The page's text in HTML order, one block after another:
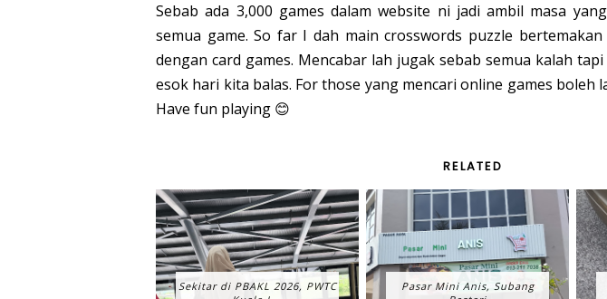
Sebab ada 3,000 games dalam website ni jadi ambil masa
semua game. So far I dah main crosswords puzzle bertemakan
dengan card games. Mencabar lah jugak sebab semua kalah
esok hari kita balas. For those yang mencari online games boleh
Have fun playing 😊
RELATED
Sekitar di PBAKL 2026, PWTC
Pasar Mini Anis, Subang